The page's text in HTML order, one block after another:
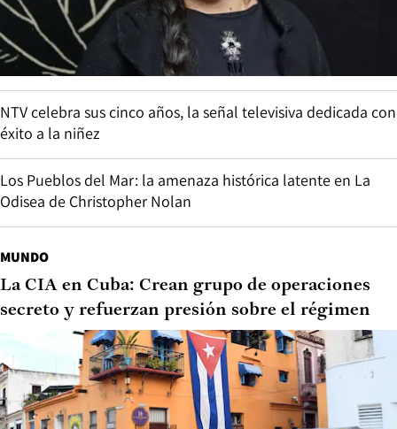
NTV celebra sus cinco años, la señal televisiva dedicada con
éxito a la niñez
Los Pueblos del Mar: la amenaza histórica latente en La
Odisea de Christopher Nolan
MUNDO
La CIA en Cuba: Crean grupo de operaciones
secreto y refuerzan presión sobre el régimen